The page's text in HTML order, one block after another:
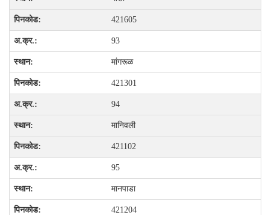
421605
93
मांगरूळ
421301
94
मानिवली
421102
95
मानपाडा
421204